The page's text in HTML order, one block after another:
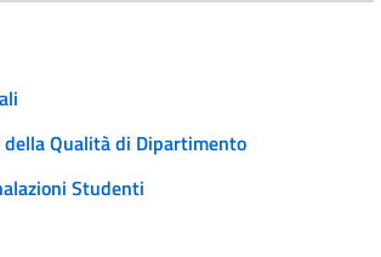
Qualità di Dipartimento
Studenti